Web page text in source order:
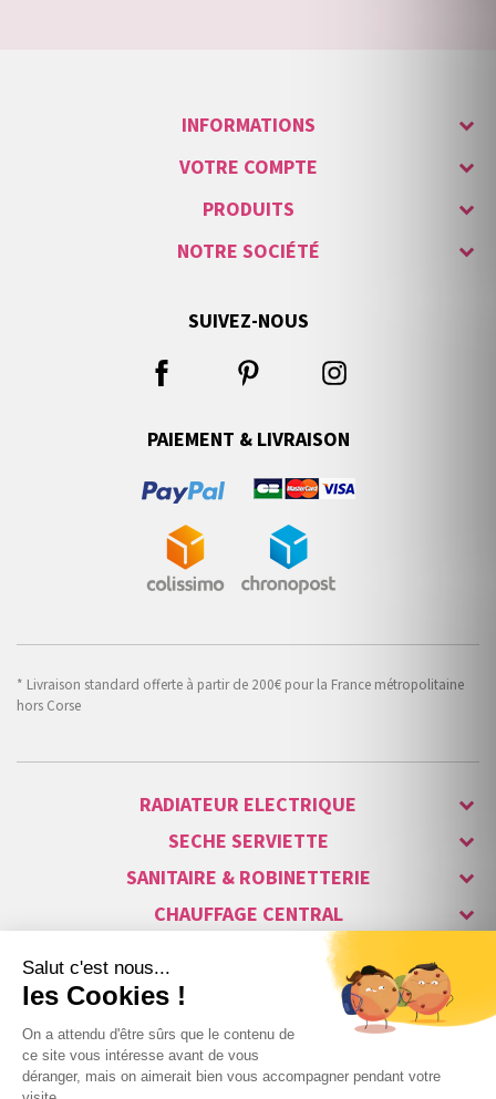
INFORMATIONS
VOTRE COMPTE
PRODUITS
NOTRE SOCIÉTÉ
SUIVEZ-NOUS
PAIEMENT & LIVRAISON
* Livraison standard offerte à partir de 200€ pour la France métropolitaine
hors Corse
RADIATEUR ELECTRIQUE
SECHE SERVIETTE
SANITAIRE & ROBINETTERIE
CHAUFFAGE CENTRAL
ALARME & SÉCURITÉ
MAISON CONNECTÉE
VISIOPHONE & INTERPHONE
LUMINAIRES & ECLAIRAGE